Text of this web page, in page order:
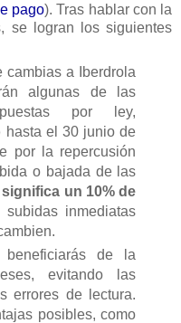
pago). Tras hablar con la
se logran los siguientes
cambias a Iberdrola
algunas de las
por ley,
hasta el 30 junio de
por la repercusión
o bajada de las
significa un 10% de
inmediatas
beneficiarás de la
evitando las
errores de lectura.
posibles, como